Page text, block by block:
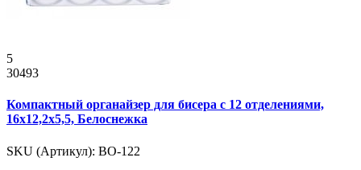
5
30493
Компактный органайзер для бисера с 12 отделениями,
16x12,2x5,5, Белоснежка
SKU (Артикул): ВО-122